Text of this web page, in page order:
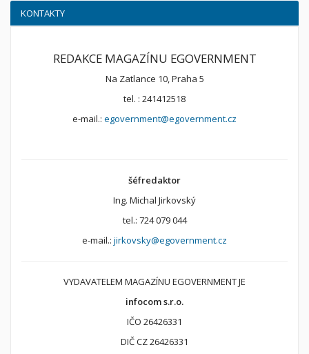
KONTAKTY
REDAKCE MAGAZÍNU EGOVERNMENT
Na Zatlance 10, Praha 5
tel. : 241412518
e-mail.: egovernment@egovernment.cz
šéfredaktor
Ing. Michal Jirkovský
tel.: 724 079 044
e-mail.: jirkovsky@egovernment.cz
VYDAVATELEM MAGAZÍNU EGOVERNMENT JE
infocom s.r.o.
IČO 26426331
DIČ CZ 26426331